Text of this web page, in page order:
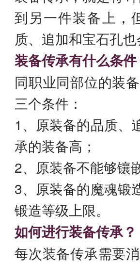
到另一件装备上，
质、追加和宝石孔
装备传承有什么条件
同职业同部位的装
三个条件：
1、原装备的品质、
承的装备高；
2、原装备不能够镶
3、原装备的魔魂锻
锻造等级上限。
如何进行装备传承？
每次装备传承需要